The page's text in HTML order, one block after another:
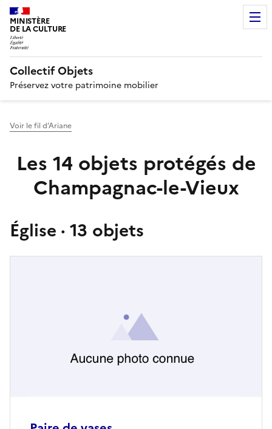
MINISTÈRE
DE LA CULTURE
Collectif Objets
Préservez votre patrimoine mobilier
Voir le fil d’Ariane
Les 14 objets protégés de
Champagnac-le-Vieux
Église · 13 objets